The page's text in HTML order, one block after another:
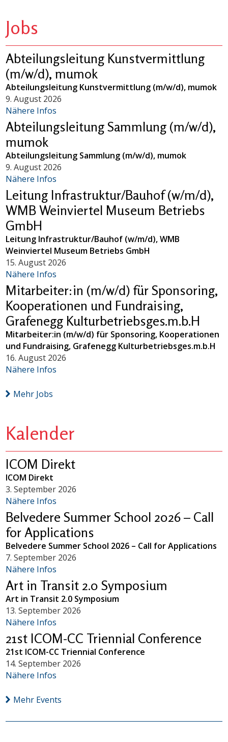
Jobs
Abteilungsleitung Kunstvermittlung
(m/w/d), mumok
Abteilungsleitung Kunstvermittlung (m/w/d), mumok
9. August 2026
Nähere Infos
Abteilungsleitung Sammlung (m/w/d),
mumok
Abteilungsleitung Sammlung (m/w/d), mumok
9. August 2026
Nähere Infos
Leitung Infrastruktur/Bauhof (w/m/d),
WMB Weinviertel Museum Betriebs
GmbH
Leitung Infrastruktur/Bauhof (w/m/d), WMB
Weinviertel Museum Betriebs GmbH
15. August 2026
Nähere Infos
Mitarbeiter:in (m/w/d) für Sponsoring,
Kooperationen und Fundraising,
Grafenegg Kulturbetriebsges.m.b.H
Mitarbeiter:in (m/w/d) für Sponsoring, Kooperationen
und Fundraising, Grafenegg Kulturbetriebsges.m.b.H
16. August 2026
Nähere Infos
Mehr Jobs
Kalender
ICOM Direkt
ICOM Direkt
3. September 2026
Nähere Infos
Belvedere Summer School 2026 – Call
for Applications
Belvedere Summer School 2026 – Call for Applications
7. September 2026
Nähere Infos
Art in Transit 2.0 Symposium
Art in Transit 2.0 Symposium
13. September 2026
Nähere Infos
21st ICOM-CC Triennial Conference
21st ICOM-CC Triennial Conference
14. September 2026
Nähere Infos
Mehr Events